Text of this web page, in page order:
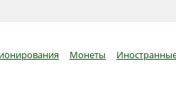
Монеты